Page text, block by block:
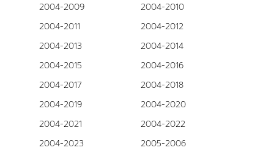
2004-2009
2004-2010
2004-2011
2004-2012
2004-2013
2004-2014
2004-2015
2004-2016
2004-2017
2004-2018
2004-2019
2004-2020
2004-2021
2004-2022
2004-2023
2005-2006